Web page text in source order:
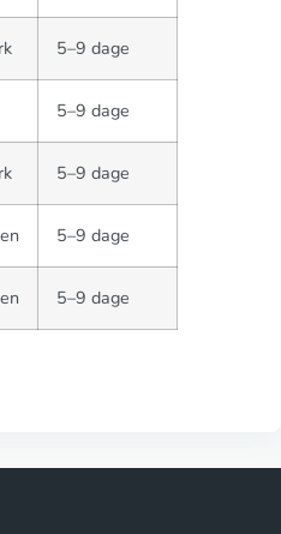
5–9 dage
5–9 dage
5–9 dage
5–9 dage
5–9 dage